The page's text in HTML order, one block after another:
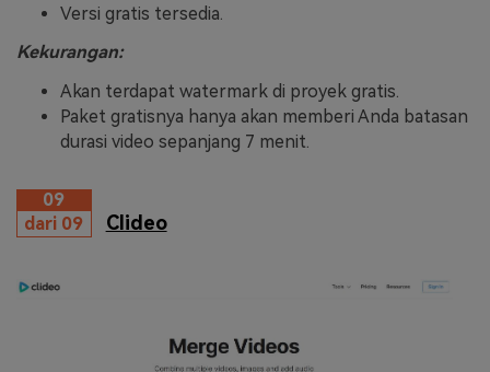
Versi gratis tersedia.
Kekurangan:
Akan terdapat watermark di proyek gratis.
Paket gratisnya hanya akan memberi Anda batasan
durasi video sepanjang 7 menit.
09
dari 09
Clideo